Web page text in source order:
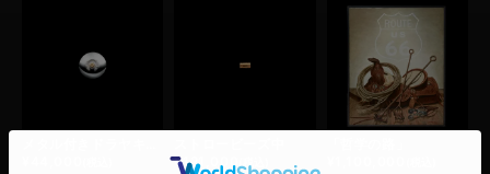
¥121,000 (税込)